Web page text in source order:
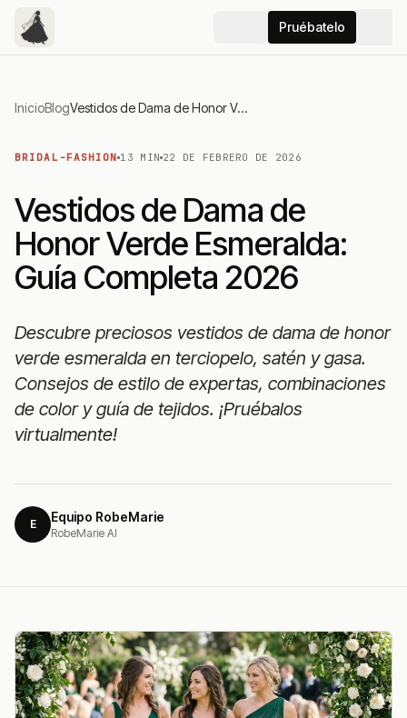
Pruébatelo
InicioBlog Vestidos de Dama de Honor Verde Esmeralda: Guía Completa 2026
BRIDAL-FASHION 13 MIN 22 DE FEBRERO DE 2026
Vestidos de Dama de
Honor Verde Esmeralda:
Guía Completa 2026
Descubre preciosos vestidos de dama de honor
verde esmeralda en terciopelo, satén y gasa.
Consejos de estilo de expertas, combinaciones
de color y guía de tejidos. ¡Pruébalos
virtualmente!
E Equipo RobeMarie
RobeMarie AI